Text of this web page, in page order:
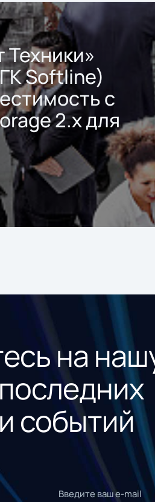
Softline)
с
2.x для
на
событий